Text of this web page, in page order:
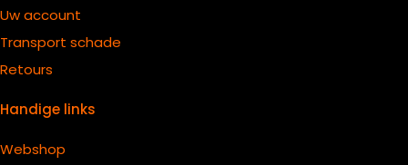
Uw account
Transport schade
Retours
Handige links
Webshop